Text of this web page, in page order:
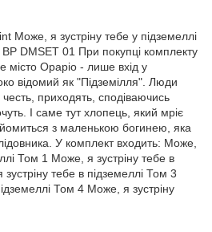
Може, я зустріну тебе у підземеллі
DMSET 01 При покупці комплекту
місто Ораріо - лише вхід у
відомий як "Підземілля". Люди
приходять, сподіваючись
І саме тут хлопець, який мріє
з маленькою богинею, яка
У комплект входить: Може,
Том 1 Може, я зустріну тебе в
тебе в підземеллі Том 3
Том 4 Може, я зустріну